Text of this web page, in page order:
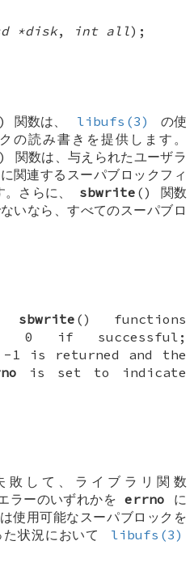
*disk, int all );
関数は、 libufs(3)
の使
の読み書きを提供します。
関数は、与えられたユーザラ
関連するスーパブロックフィ
。さらに、 sbwrite () 関数
なら、すべてのスーパブロ
sbwrite () functions
0 if successful;
1 is returned and the
is set to indicate
して、ライブラリ関数
ラーのいずれかをerrno に
使用可能なスーパブロックを
た状況において
libufs(3)